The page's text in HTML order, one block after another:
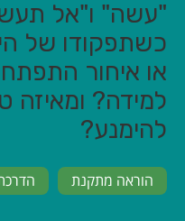
"עשה" ו"אל
כשתפקודו של
או איחור
למידה? ומאיזה
להימנע?
הוראה מתקנת